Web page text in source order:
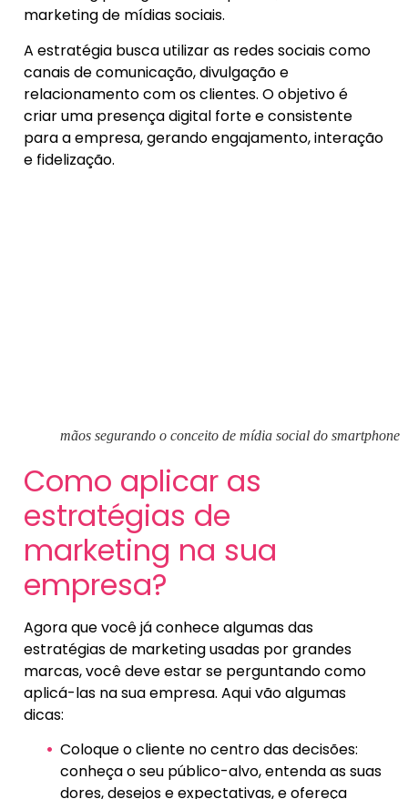
marketing de mídias sociais.
A estratégia busca utilizar as redes sociais como
canais de comunicação, divulgação e
relacionamento com os clientes. O objetivo é
criar uma presença digital forte e consistente
para a empresa, gerando engajamento, interação
e fidelização.
mãos segurando o conceito de mídia social do smartphone
Como aplicar as
estratégias de
marketing na sua
empresa?
Agora que você já conhece algumas das
estratégias de marketing usadas por grandes
marcas, você deve estar se perguntando como
aplicá-las na sua empresa. Aqui vão algumas
dicas:
Coloque o cliente no centro das decisões:
conheça o seu público-alvo, entenda as suas
dores, desejos e expectativas, e ofereça